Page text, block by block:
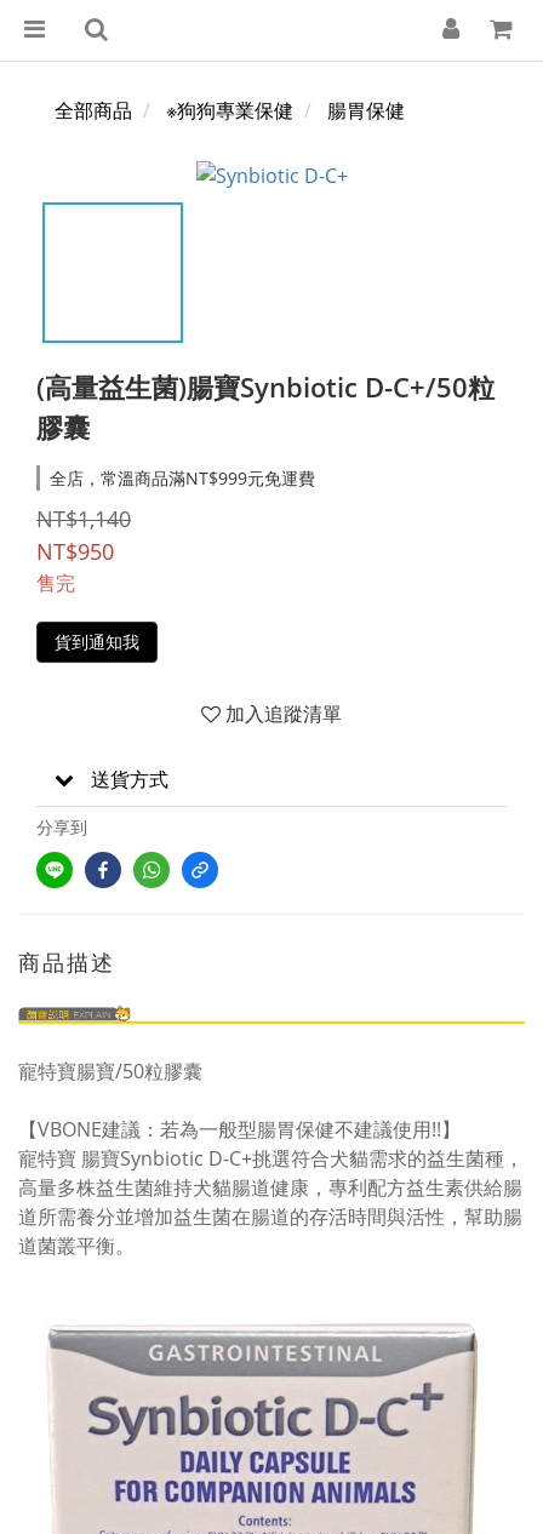
全部商品 ※狗狗專業保健 腸胃保健
(高量益生菌)腸寶Synbiotic D-C+/50粒
膠囊
全店，常溫商品滿NT$999元免運費
NT$1,140
NT$950
售完
貨到通知我
加入追蹤清單
送貨方式
分享到
商品描述
寵特寶腸寶/50粒膠囊
【VBONE建議：若為一般型腸胃保健不建議使用!!】
寵特寶 腸寶Synbiotic D-C+挑選符合犬貓需求的益生菌種，
高量多株益生菌維持犬貓腸道健康，專利配方益生素供給腸
道所需養分並增加益生菌在腸道的存活時間與活性，幫助腸
道菌叢平衡。